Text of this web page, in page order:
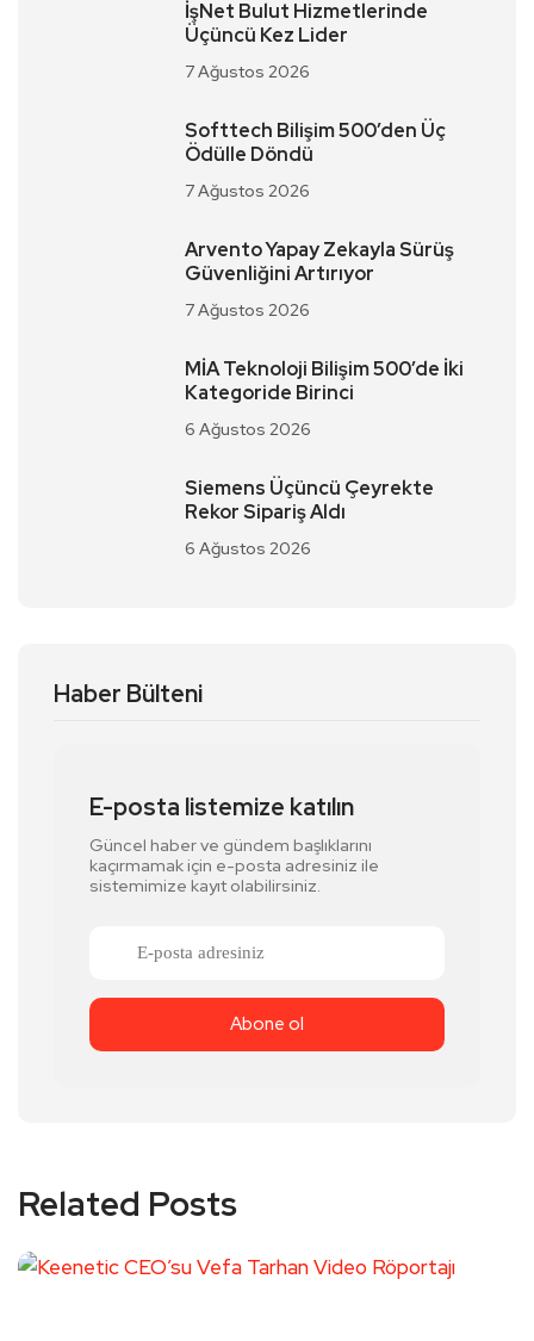
İşNet Bulut Hizmetlerinde
Üçüncü Kez Lider
7 Ağustos 2026
Softtech Bilişim 500’den Üç
Ödülle Döndü
7 Ağustos 2026
Arvento Yapay Zekayla Sürüş
Güvenliğini Artırıyor
7 Ağustos 2026
MİA Teknoloji Bilişim 500’de İki
Kategoride Birinci
6 Ağustos 2026
Siemens Üçüncü Çeyrekte
Rekor Sipariş Aldı
6 Ağustos 2026
Haber Bülteni
E-posta listemize katılın
Güncel haber ve gündem başlıklarını
kaçırmamak için e-posta adresiniz ile
sistemimize kayıt olabilirsiniz.
Related Posts